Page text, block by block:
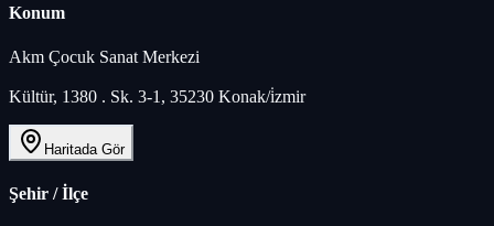
Konum
Akm Çocuk Sanat Merkeziㅤ
Kültür, 1380 . Sk. 3-1, 35230 Konak/i̇zmir
Haritada Gör
Şehir / İlçe